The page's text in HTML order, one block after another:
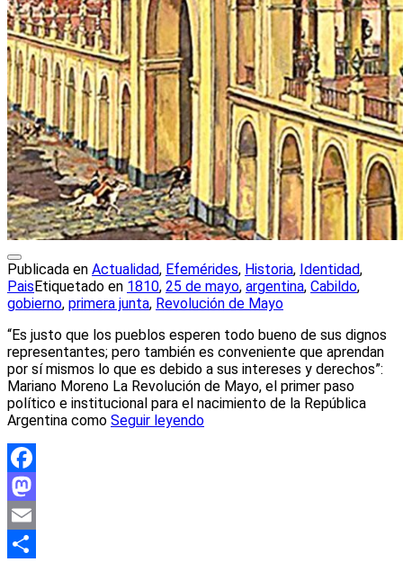
Publicada en Actualidad, Efemérides, Historia, Identidad,
PaisEtiquetado en 1810, 25 de mayo, argentina, Cabildo,
gobierno, primera junta, Revolución de Mayo
“Es justo que los pueblos esperen todo bueno de sus dignos
representantes; pero también es conveniente que aprendan
por sí mismos lo que es debido a sus intereses y derechos”:
Mariano Moreno La Revolución de Mayo, el primer paso
político e institucional para el nacimiento de la República
Argentina como Seguir leyendo
Facebook
Mastodon
Email